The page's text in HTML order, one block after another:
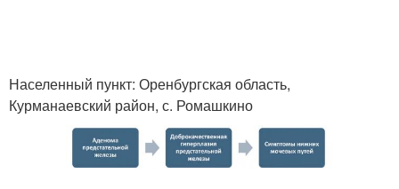
Населенный пункт: Оренбургская область,
Курманаевский район, с. Ромашкино